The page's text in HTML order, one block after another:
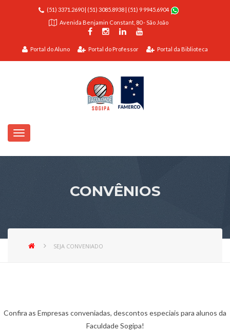
(51) 3371.2690| (51) 3085.8938|
(51) 9 9945.6904
Avenida Benjamin Constant, 80 - São João
Portal do Aluno Portal do Professor Portal da Biblioteca
CONVÊNIOS
SEJA CONVENIADO
Confira as Empresas conveniadas, descontos especiais para alunos da
Faculdade Sogipa!